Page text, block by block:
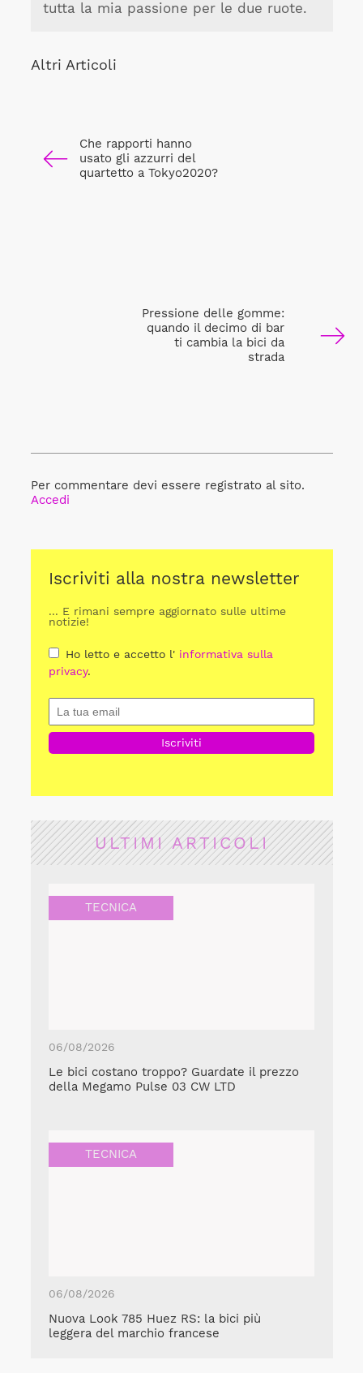
tutta la mia passione per le due ruote.
Altri Articoli
Che rapporti hanno
usato gli azzurri del
quartetto a Tokyo2020?
Pressione delle gomme:
quando il decimo di bar
ti cambia la bici da
strada
Per commentare devi essere registrato al sito.
Accedi
Iscriviti alla nostra newsletter
... E rimani sempre aggiornato sulle ultime
notizie!
Ho letto e accetto l' informativa sulla
privacy.
ULTIMI ARTICOLI
TECNICA
06/08/2026
Le bici costano troppo? Guardate il prezzo
della Megamo Pulse 03 CW LTD
TECNICA
06/08/2026
Nuova Look 785 Huez RS: la bici più
leggera del marchio francese